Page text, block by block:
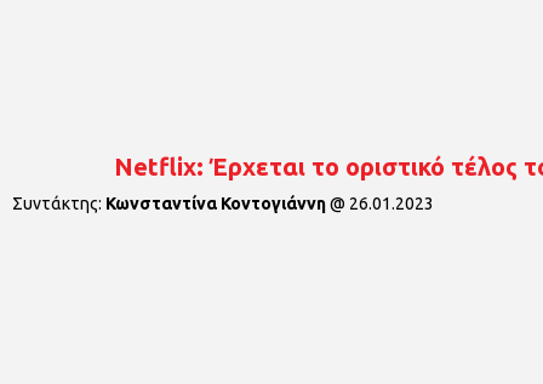
Netflix: Έρχεται το οριστικό τέλος
Συντάκτης: Κωνσταντίνα Κοντογιάννη@ 26.01.2023